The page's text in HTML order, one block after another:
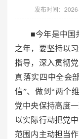
发布时间：
■今年是中国
之年，要坚持以
指导，深入贯彻
真落实四中全会
信”、做到“两个
党中央保持高度
以实际行动把党
范围内主动担当